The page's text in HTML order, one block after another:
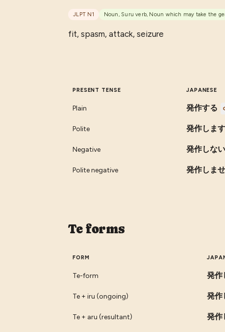
JLPT N1 Noun, Suru verb, Noun which may take the
fit, spasm, attack, seizure
PRESENT TENSE JAPANESE
Plain 発作する
Polite 発作します
Negative 発作しない
Polite negative 発作しま
Te forms
FORM
Te-form 発作
Te + iru (ongoing) 発作
Te + aru (resultant) 発作